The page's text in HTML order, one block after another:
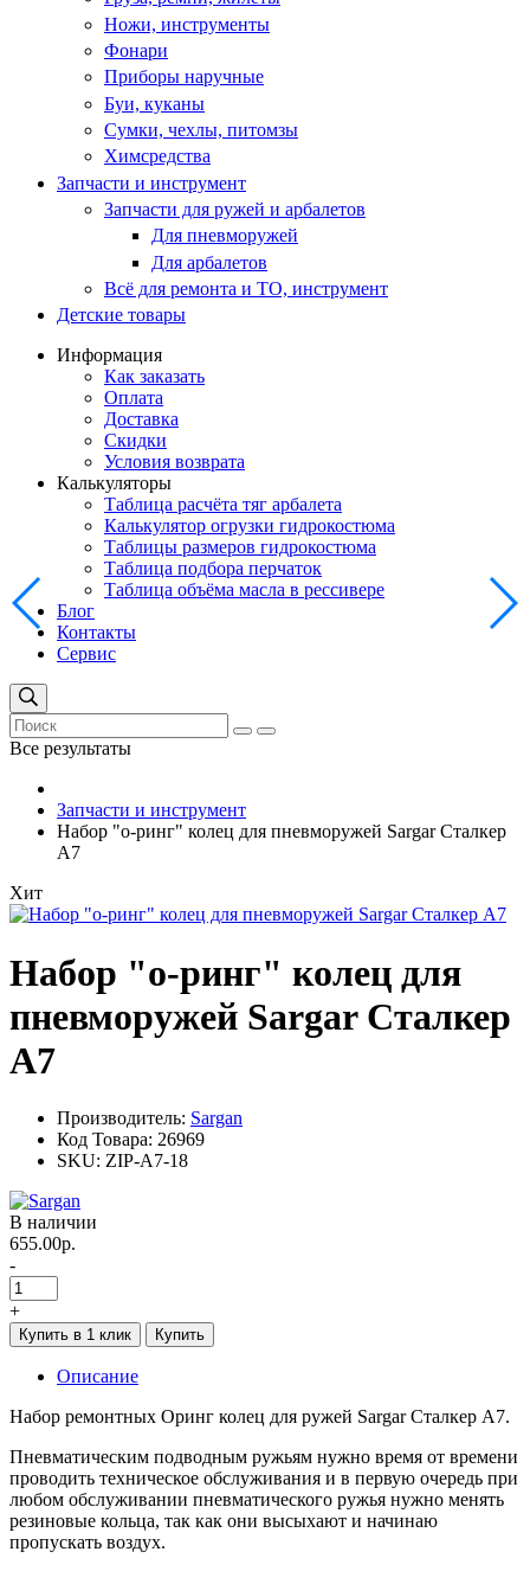
Ножи, инструменты
Фонари
Приборы наручные
Буи, куканы
Сумки, чехлы, питомзы
Химсредства
Запчасти и инструмент
Запчасти для ружей и арбалетов
Для пневморужей
Для арбалетов
Всё для ремонта и ТО, инструмент
Детские товары
Информация
Как заказать
Оплата
Доставка
Скидки
Условия возврата
Калькуляторы
Таблица расчёта тяг арбалета
Калькулятор огрузки гидрокостюма
Таблицы размеров гидрокостюма
Таблица подбора перчаток
Таблица объёма масла в рессивере
Блог
Контакты
Сервис
Все результаты
Запчасти и инструмент
Набор "о-ринг" колец для пневморужей Sargar Сталкер
А7
Хит
Набор "о-ринг" колец для
пневморужей Sargar Сталкер
А7
Производитель: Sargan
Код Товара: 26969
SKU: ZIP-A7-18
В наличии
655.00р.
-
+
Купить в 1 клик Купить
Описание
Набор ремонтных Оринг колец для ружей Sargar Сталкер А7.
Пневматическим подводным ружьям нужно время от времени
проводить техническое обслуживания и в первую очередь при
любом обслуживании пневматического ружья нужно менять
резиновые кольца, так как они высыхают и начинаю
пропускать воздух.